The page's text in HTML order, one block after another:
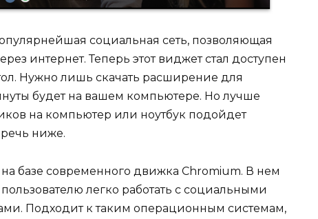
социальная сеть, позволяющая
интернет. Теперь этот виджет стал доступен
Нужно лишь скачать расширение для
будет на вашем компьютере. Но лучше
на компьютер или ноутбук подойдет
ниже.
базе современного движка Chromium. В нем
легко работать с социальными
Подходит к таким операционным системам,